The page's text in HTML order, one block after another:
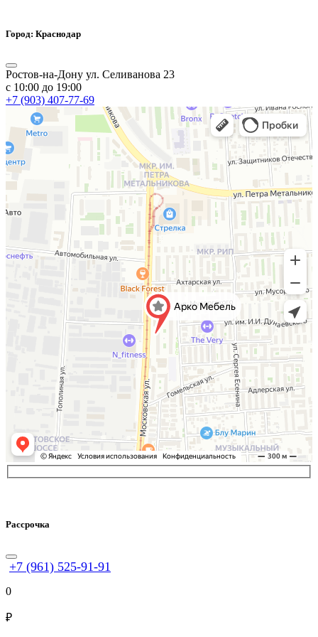
Город: Краснодар
Ростов-на-Дону ул. Селиванова 23
с 10:00 до 19:00
+7 (903) 407-77-69
Рассрочка
+7 (961) 525-91-91
0
₽